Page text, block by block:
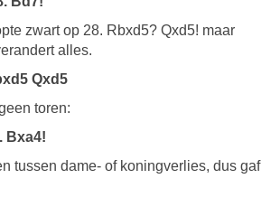
zwart op 28. Rbxd5? Qxd5! maar
alles.
Qxd5
toren:
Bxa4!
tussen dame- of koningverlies, dus gaf